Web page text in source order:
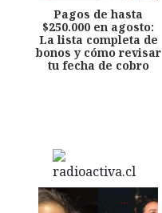
Pagos de hasta
$250.000 en agosto:
La lista completa de
bonos y cómo revisar
tu fecha de cobro